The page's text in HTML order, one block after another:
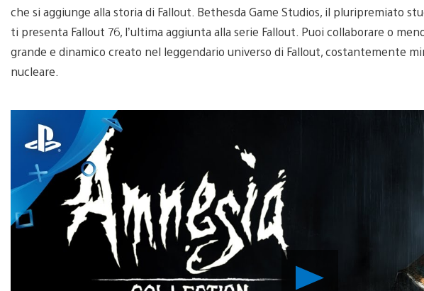
che si aggiunge alla storia di Fallout. Bethesda Game Studios, il pluripremiato
ti presenta Fallout 76, l’ultima aggiunta alla serie Fallout. Puoi collaborare o
grande e dinamico creato nel leggendario universo di Fallout, costantemente
nucleare.
video